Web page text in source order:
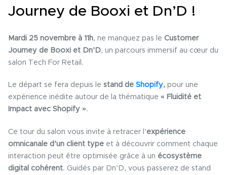
Journey de Booxi et Dn’D !
Mardi 25 novembre à 11h, ne manquez pas le Customer
Journey de Booxi et Dn’D, un parcours immersif au cœur du
salon Tech For Retail.
Le départ se fera depuis le stand de Shopify, pour une
expérience inédite autour de la thématique « Fluidité et
Impact avec Shopify ».
Ce tour du salon vous invite à retracer l’expérience
omnicanale d’un client type et à découvrir comment chaque
interaction peut être optimisée grâce à un écosystème
digital cohérent. Guidés par Dn’D, vous passerez de stand